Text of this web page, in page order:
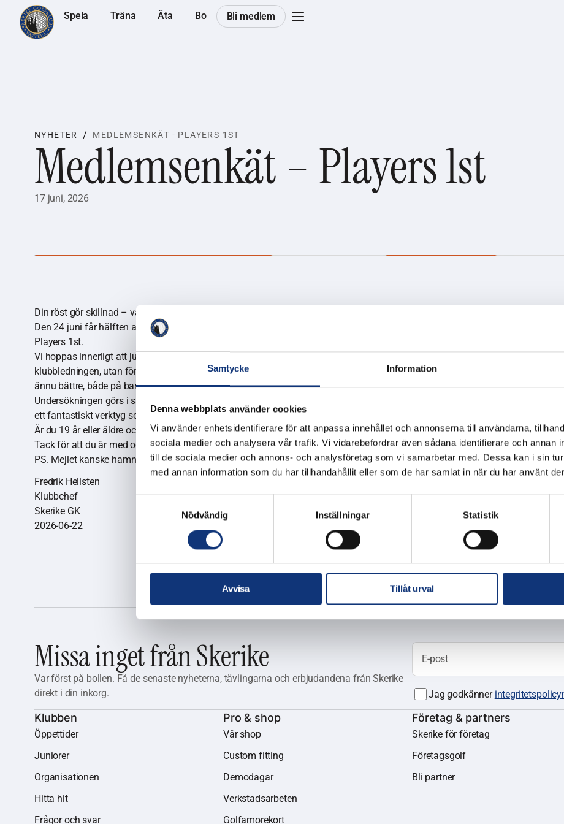
Samtycke Information
Denna webbplats använder cookies
Vi använder enhetsidentifierare för att anpassa innehållet och annonserna till användarna,
sociala medier och analysera vår trafik. Vi vidarebefordrar även sådana identifierare och annan
till de sociala medier och annons- och analysföretag som vi samarbetar med. Dessa kan i sin
med annan information som du har tillhandahållit eller som de har samlat in när du har använt
Nödvändig
Inställningar Statistik
Avvisa Tillåt urval
Spela Träna Äta Bo Bli medlem
NYHETER / MEDLEMSENKÄT - PLAYERS 1ST
Medlemsenkät – Players 1st
17 juni, 2026
Din röst gör skillnad – var med och forma klubbens framtid!
Den 24 juni får hälften av alla medlemmar 19 år och äldre ett viktigt mejl i inkorgen – en inbjudan till årets medlemsenkät från
Players 1st.
Vi hoppas innerligt att just du vill ta några minuter för att svara. Dina tankar och åsikter betyder mycket – inte bara för oss i
klubbledningen, utan för hela klubbens utveckling. Det är genom dina svar vi får veta vad som fungerar bra och vad vi kan göra
ännu bättre, både på banan, i klubbhuset, i träningen och i restaurangen.
Undersökningen görs i samarbete med Svenska Golfförbundet och används av oss och över 370 andra svenska golfklubbar.
ett fantastiskt verktyg som hjälper oss att prioritera rätt och sätta mål som speglar medlemmarnas verkliga behov och
Är du 19 år eller äldre och får enkäten i juni – ta chansen att påverka! Får du den inte nu kommer ett mejl till dig den 26
Tack för att du är med och gör vår klubb ännu bättre. Din röst räknas – och vi lyssnar!
PS. Mejlet kanske hamnar i din skräpkorg, så håll gärna ett extra öga där också.
Fredrik Hellsten
Klubbchef
Skerike GK
2026-06-22
Missa inget från Skerike
Var först på bollen. Få de senaste nyheterna, tävlingarna och erbjudandena från Skerike
direkt i din inkorg.
E-post
Samtycke
Jag godkänner
Klubben
Öppettider
Juniorer
Organisationen
Hitta hit
Frågor och svar
Pro & shop
Vår shop
Custom fitting
Demodagar
Verkstadsarbeten
Golfamorekort
Företag & partners
Skerike för företag
Företagsgolf
Bli partner